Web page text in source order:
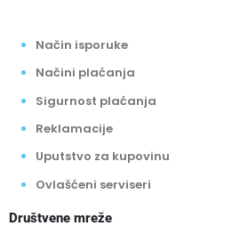
Način isporuke
Načini plaćanja
Sigurnost plaćanja
Reklamacije
Uputstvo za kupovinu
Ovlašćeni serviseri
Društvene mreže